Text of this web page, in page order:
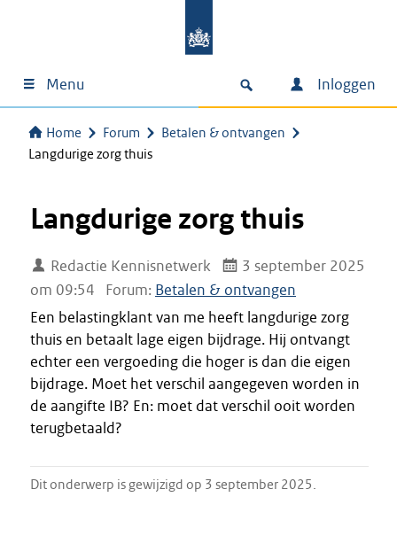
Menu Inloggen
Home Forum
Betalen & ontvangen
Langdurige zorg thuis
Langdurige zorg thuis
Redactie Kennisnetwerk
3 september 2025
om 09:54
Forum: Betalen & ontvangen
Een belastingklant van me heeft langdurige zorg
thuis en betaalt lage eigen bijdrage. Hij ontvangt
echter een vergoeding die hoger is dan die eigen
bijdrage. Moet het verschil aangegeven worden in
de aangifte IB? En: moet dat verschil ooit worden
terugbetaald?
Dit onderwerp is gewijzigd op 3 september 2025.